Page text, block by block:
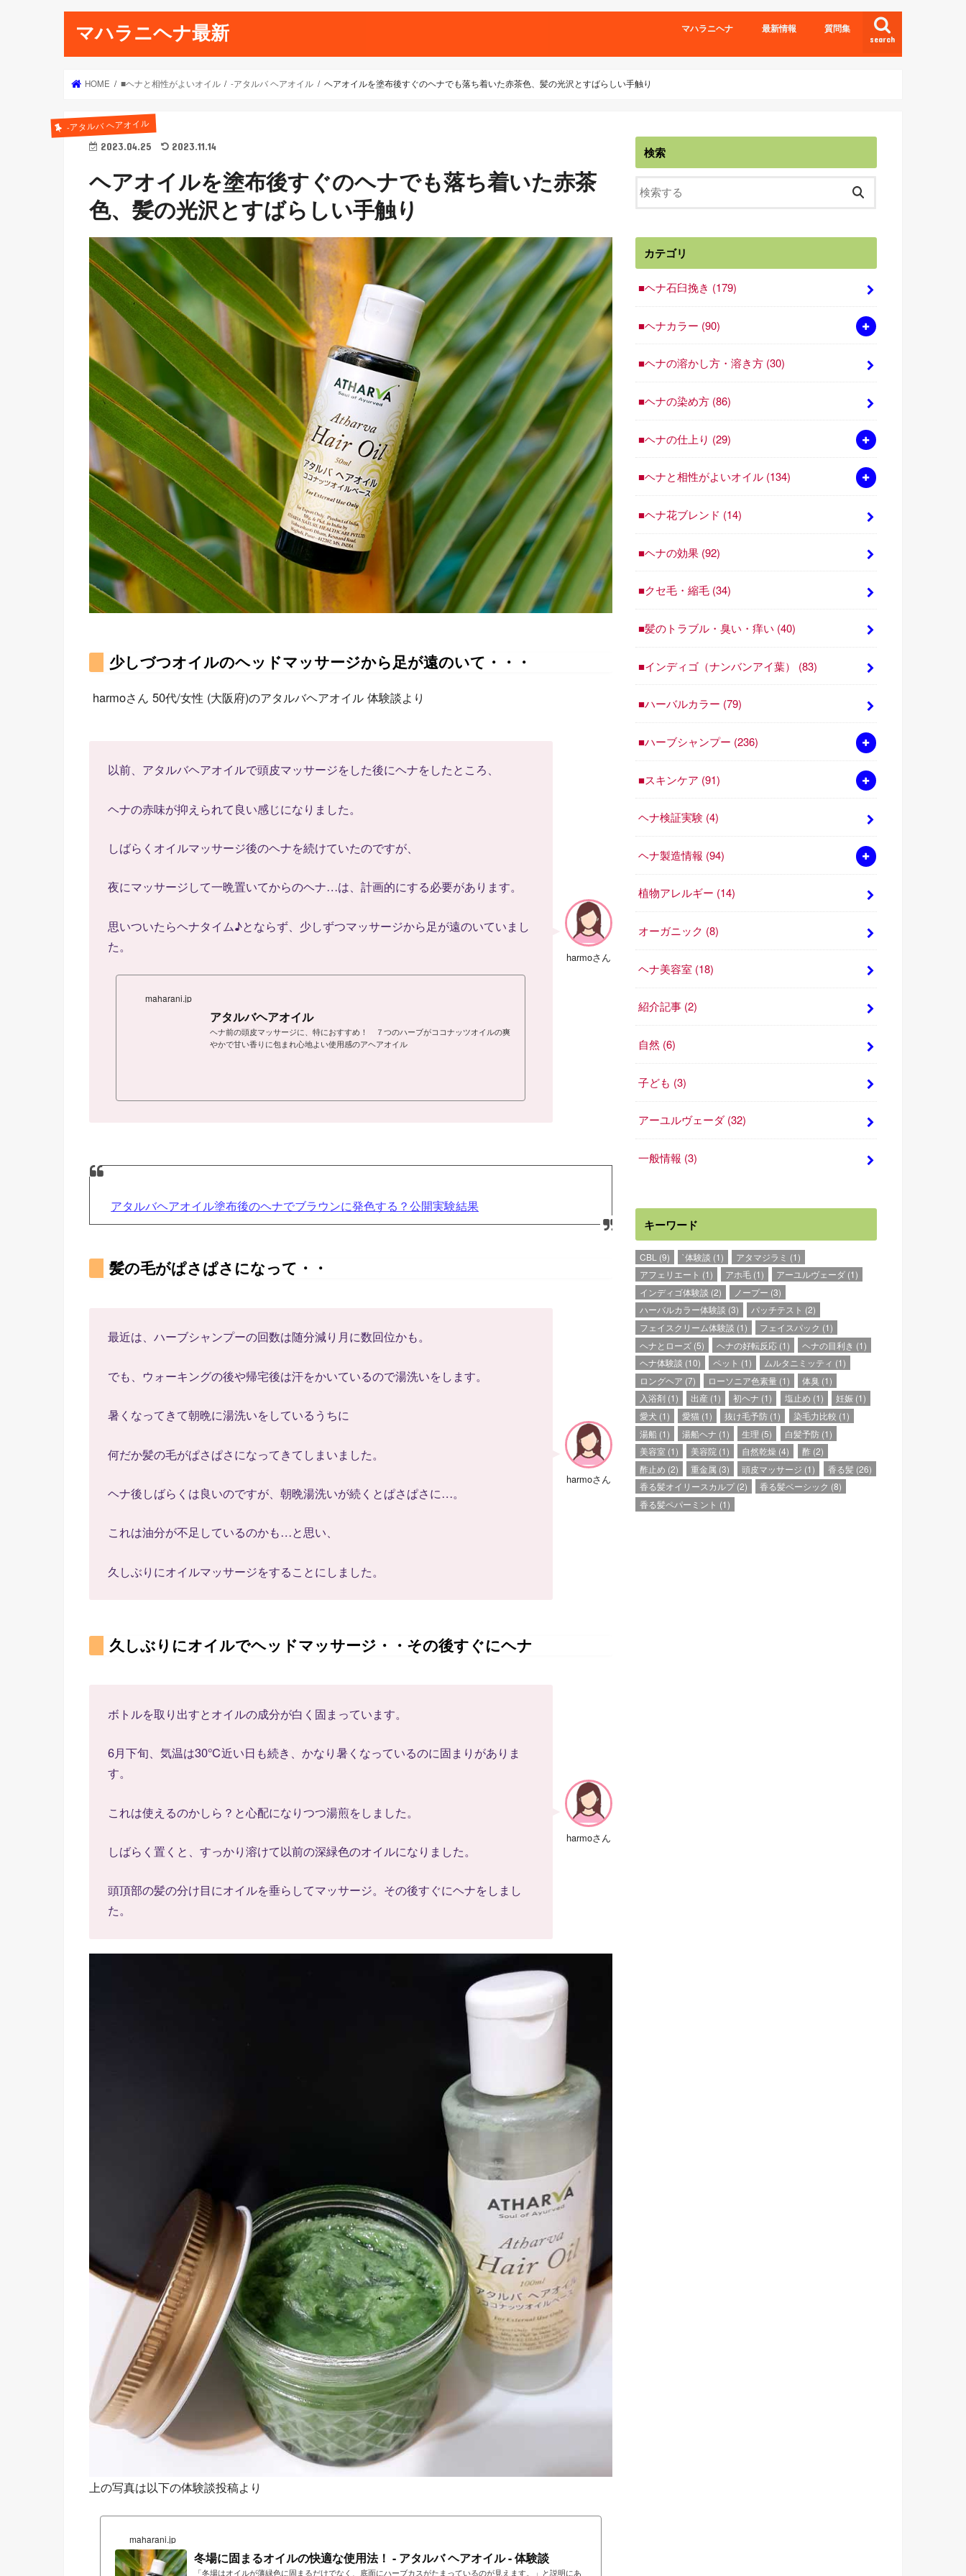
マハラニヘナ最新 search
マハラニヘナ 最新情報 質問集
HOME ■ヘナと相性がよいオイル -アタルバ ヘアオイル ヘアオイルを塗布後すぐのヘナでも落ち着いた赤茶色、髪の光沢とすばらしい手触り
-アタルバ ヘアオイル
2023.04.25 2023.11.14
ヘアオイルを塗布後すぐのヘナでも落ち着いた赤茶
色、髪の光沢とすばらしい手触り
少しづつオイルのヘッドマッサージから足が遠のいて・・・
harmoさん 50代/女性 (大阪府)のアタルバヘアオイル 体験談より
harmoさん
以前、アタルバヘアオイルで頭皮マッサージをした後にヘナをしたところ、
ヘナの赤味が抑えられて良い感じになりました。
しばらくオイルマッサージ後のヘナを続けていたのですが、
夜にマッサージして一晩置いてからのヘナ…は、計画的にする必要があります。
思いついたらヘナタイム♪とならず、少しずつマッサージから足が遠のいていまし
た。
maharani.jp
アタルバヘアオイル
ヘナ前の頭皮マッサージに、特におすすめ！ ７つのハーブがココナッツオイルの爽
やかで甘い香りに包まれ心地よい使用感のアヘアオイル
アタルバヘアオイル塗布後のヘナでブラウンに発色する？公開実験結果
髪の毛がぱさぱさになって・・
harmoさん
最近は、ハーブシャンプーの回数は随分減り月に数回位かも。
でも、ウォーキングの後や帰宅後は汗をかいているので湯洗いをします。
暑くなってきて朝晩に湯洗いをしているうちに
何だか髪の毛がぱさぱさになってきてしまいました。
ヘナ後しばらくは良いのですが、朝晩湯洗いが続くとぱさぱさに…。
これは油分が不足しているのかも…と思い、
久しぶりにオイルマッサージをすることにしました。
久しぶりにオイルでヘッドマッサージ・・その後すぐにヘナ
harmoさん
ボトルを取り出すとオイルの成分が白く固まっています。
6月下旬、気温は30℃近い日も続き、かなり暑くなっているのに固まりがありま
す。
これは使えるのかしら？と心配になりつつ湯煎をしました。
しばらく置くと、すっかり溶けて以前の深緑色のオイルになりました。
頭頂部の髪の分け目にオイルを垂らしてマッサージ。その後すぐにヘナをしまし
た。
上の写真は以下の体験談投稿より
maharani.jp
冬場に固まるオイルの快適な使用法！ - アタルバ ヘアオイル - 体験談
「冬場はオイルが薄緑色に固まるだけでなく、底面にハーブカスがたまっているのが見えます。」と説明にあ
検索
カテゴリ
■ヘナ石臼挽き (179)
■ヘナカラー (90)
■ヘナの溶かし方・溶き方 (30)
■ヘナの染め方 (86)
■ヘナの仕上り (29)
■ヘナと相性がよいオイル (134)
■ヘナ花ブレンド (14)
■ヘナの効果 (92)
■クセ毛・縮毛 (34)
■髪のトラブル・臭い・痒い (40)
■インディゴ（ナンバンアイ葉） (83)
■ハーバルカラー (79)
■ハーブシャンプー (236)
■スキンケア (91)
ヘナ検証実験 (4)
ヘナ製造情報 (94)
植物アレルギー (14)
オーガニック (8)
ヘナ美容室 (18)
紹介記事 (2)
自然 (6)
子ども (3)
アーユルヴェーダ(32)
一般情報 (3)
キーワード
CBL (9) `体験談 (1) アタマジラミ (1)
アフェリエート (1) アホ毛 (1) アーユルヴェーダ (1)
インディゴ体験談 (2) ノープー (3)
ハーバルカラー体験談 (3) パッチテスト (2)
フェイスクリーム体験談 (1) フェイスパック (1)
ヘナとローズ (5) ヘナの好転反応 (1) ヘナの目利き (1)
ヘナ体験談 (10) ペット (1) ムルタニミッティ (1)
ロングヘア (7) ローソニア色素量 (1) 体臭 (1)
入浴剤 (1) 出産 (1) 初ヘナ (1) 塩止め (1) 妊娠(1)
愛犬 (1) 愛猫 (1) 抜け毛予防 (1) 染毛力比較 (1)
湯船 (1) 湯船ヘナ (1) 生理 (5) 白髪予防(1)
美容室 (1) 美容院 (1) 自然乾燥 (4) 酢(2)
酢止め (2) 重金属 (3) 頭皮マッサージ (1) 香る髪(26)
香る髪オイリースカルプ (2) 香る髪ベーシック (8)
香る髪ペパーミント (1)